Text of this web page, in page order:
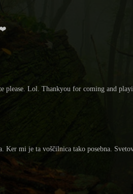
❤️
please. Lol. Thankyou for coming and
mi je ta voščilnica tako posebna.